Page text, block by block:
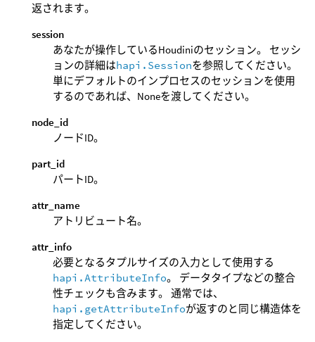
返されます。
session
あなたが操作しているHoudiniのセッション。 セッシ
ョンの詳細はhapi.Sessionを参照してください。
単にデフォルトのインプロセスのセッションを使用
するのであれば、Noneを渡してください。
node_id
ノードID。
part_id
パートID。
attr_name
アトリビュート名。
attr_info
必要となるタプルサイズの入力として使用する
hapi.AttributeInfo。 データタイプなどの整合
性チェックも含みます。 通常では、
hapi.getAttributeInfoが返すのと同じ構造体を
指定してください。